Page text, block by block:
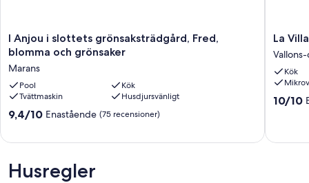
I
Anjou
slottets
grönsaksträdgård,
Fred,
blomma
och
I Anjou i slottets grönsaksträdgård, Fred,
blomma och grönsaker
Marans
Pool
Kök
Tvättmaskin
Husdjursvänligt
9.4
(75 recensioner)
9,4/10 Enastående (75 recensioner)
La
Villa
Heidi
Vallons-
de-
L'Erdre
La
Kök
10.0
10/10
Husregler